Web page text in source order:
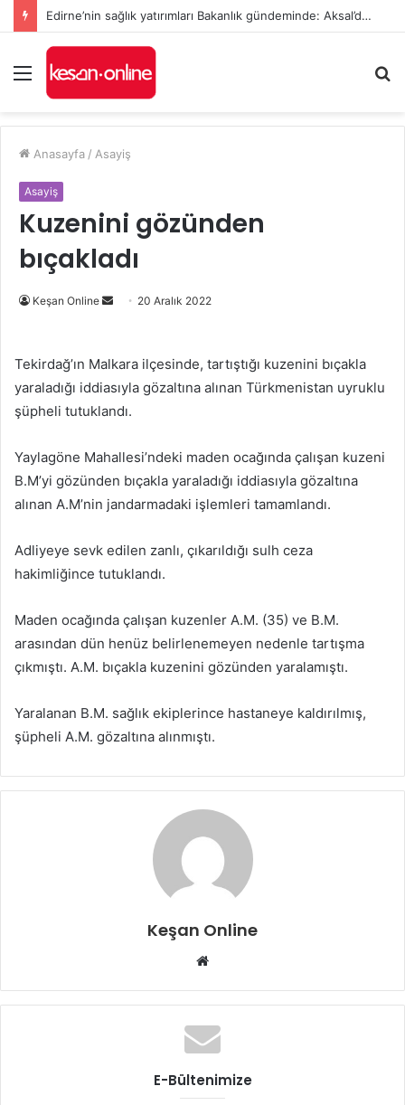
Edirne’nin sağlık yatırımları Bakanlık gündeminde: Aksal’dan Keşan için iki önemli talep
Menü
...
Anasayfa / Asayiş
Asayiş
Kuzenini gözünden
bıçakladı
Keşan Online
Bir
göndermek
20 Aralık 2022
Tekirdağ’ın Malkara ilçesinde, tartıştığı kuzenini bıçakla
yaraladığı iddiasıyla gözaltına alınan Türkmenistan uyruklu
şüpheli tutuklandı.
Yaylagöne Mahallesi’ndeki maden ocağında çalışan kuzeni
B.M’yi gözünden bıçakla yaraladığı iddiasıyla gözaltına
alınan A.M’nin jandarmadaki işlemleri tamamlandı.
Adliyeye sevk edilen zanlı, çıkarıldığı sulh ceza
hakimliğince tutuklandı.
Maden ocağında çalışan kuzenler A.M. (35) ve B.M.
arasından dün henüz belirlenemeyen nedenle tartışma
çıkmıştı. A.M. bıçakla kuzenini gözünden yaralamıştı.
Yaralanan B.M. sağlık ekiplerince hastaneye kaldırılmış,
şüpheli A.M. gözaltına alınmıştı.
Keşan Online
Web
E-Bültenimize